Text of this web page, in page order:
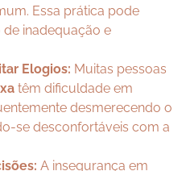
Essa prática pode
inadequação e
Elogios: Muitas pessoas
têm dificuldade em
desmerecendo o
se desconfortáveis com a
A insegurança em